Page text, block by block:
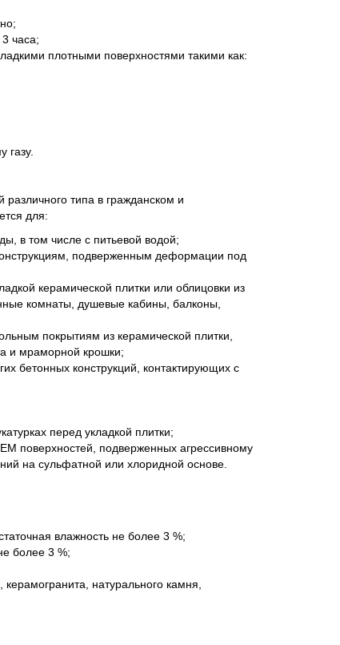
часа;
плотными поверхностями такими как:
газу.
типа в гражданском и
для:
в том числе с питьевой водой;
подверженным деформации под
керамической плитки или облицовки из
комнаты, душевые кабины, балконы,
покрытиям из керамической плитки,
и мраморной крошки;
бетонных конструкций, контактирующих с
перед укладкой плитки;
поверхностей, подверженных агрессивному
на сульфатной или хлоридной основе.
влажность не более 3 %;
более 3 %;
натурального камня,